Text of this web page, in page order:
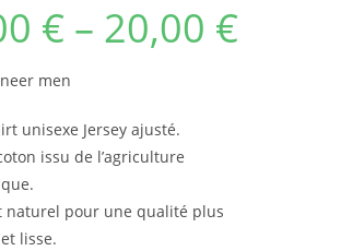
€ – 20,00 €
men
unisexe Jersey ajusté.
issu de l’agriculture
naturel pour une qualité plus
lisse.